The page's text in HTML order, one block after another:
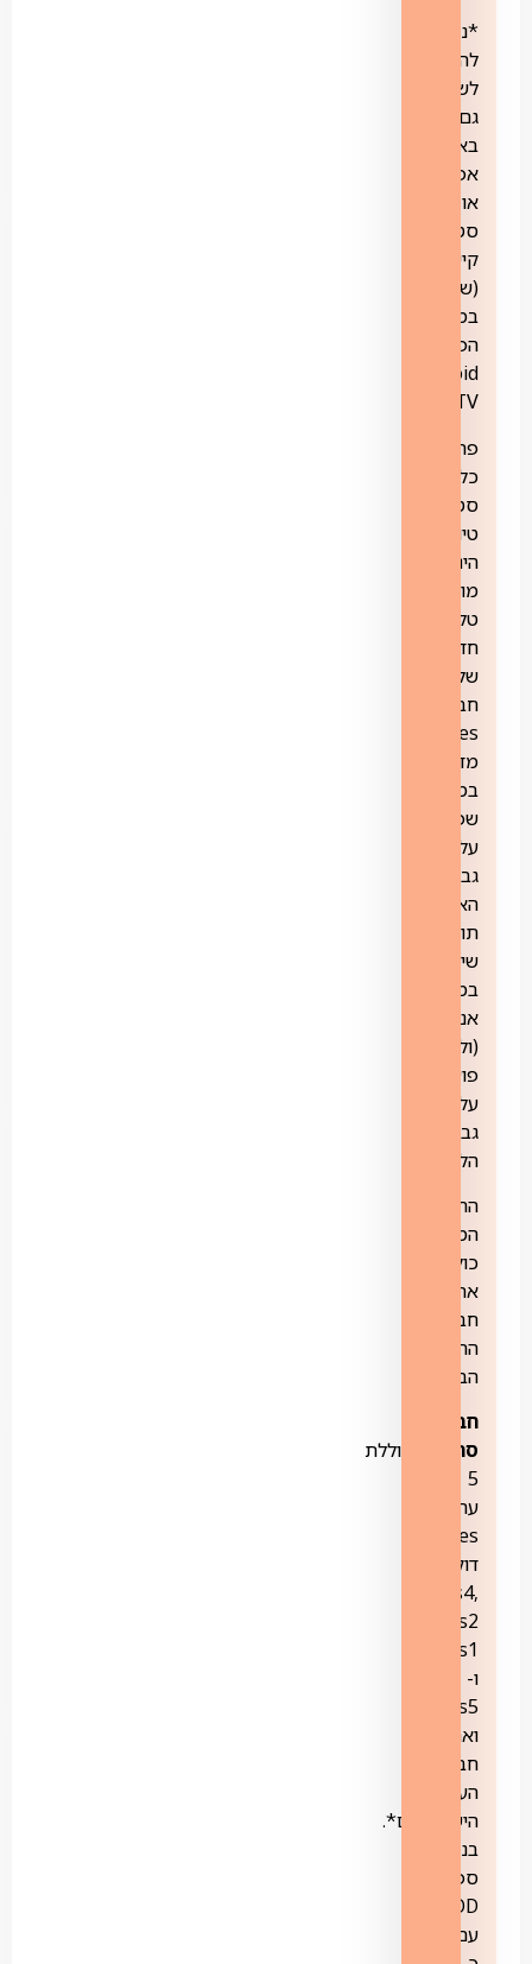
*ניתן
להתחבר
לשירות
גם
באמצעות
אפליקציה
או
סטרימר
קיים
(שתומך
במערכת
הפעלה
Android
TV)
פרטים
כלליים:
סטינג
טיוי
הינו
מוצר
טלוויזיה
חדש
של
חברת
מדובר
במוצר
שפועל
על
גבי
האינטרנט
תוך
שימוש
בממיר
אנדרואיד
(ולא
פועל
על
גבי
הלוויין).
החבילה
המושלמת
כוללת
את
חבילות
התוכן
הבאות:
חבילת
סרטים-
כוללת
5
ערוצים:
yes
דוקו,
yes4,
yes2
,yes1
ו-
yes5
ואת
חבילת
הערוצים
הישראליים*.
בנוסף
ספריית
VOD
עם